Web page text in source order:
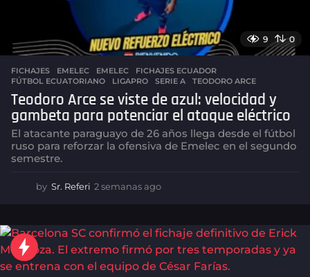
9 0
FICHAJES ,EMELEC EMELEC ,FICHAJES ECUADOR
FÚTBOL ECUATORIANO
,LIGAPRO ,SERIE A ,TEODORO ARCE
Teodoro Arce se viste de azul: velocidad y
gambeta para potenciar el ataque eléctrico
El atacante paraguayo de 26 años llega desde el fútbol
ruso para reforzar la ofensiva de Emelec en el segundo
semestre.
by Sr. Referi 2 semanas ago
a
n
a